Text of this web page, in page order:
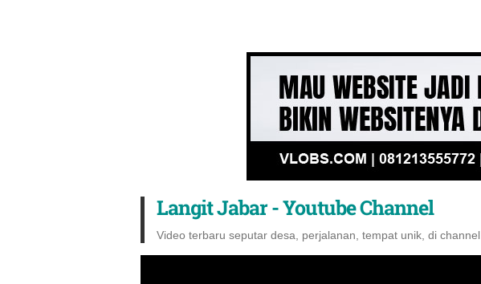
Langit Jabar - Youtube Channel
Video terbaru seputar desa, perjalanan, tempat unik, di channel